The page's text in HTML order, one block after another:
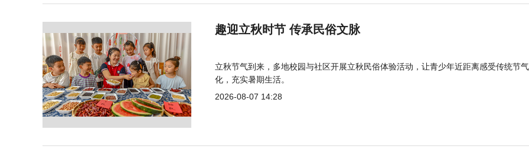
趣迎立秋时节 传承民俗文脉
立秋节气到来，多地校园与社区开展立秋民俗体验活动，让青少年近距离感受传统节
化，充实暑期生活。
2026-08-07 14:28